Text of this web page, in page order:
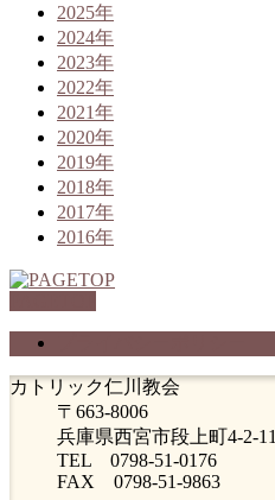
2025年
2024年
2023年
2022年
2021年
2020年
2019年
2018年
2017年
2016年
カトリック仁川教会
〒663-8006
兵庫県西宮市段上町4-2-11
TEL 0798-51-0176
FAX 0798-51-9863